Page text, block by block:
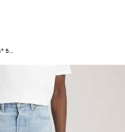
Calça Jeans Levi's® 501 Original Lavagem Clara com Retalhos